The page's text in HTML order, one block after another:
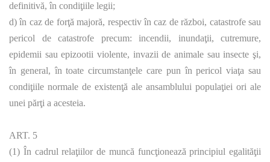
definitivă, în condiţiile legii;
d) în caz de forţă majoră, respectiv în caz de război, catastrofe sau
pericol de catastrofe precum: incendii, inundaţii, cutremure,
epidemii sau epizootii violente, invazii de animale sau insecte şi,
în general, în toate circumstanţele care pun în pericol viaţa sau
condiţiile normale de existenţă ale ansamblului populaţiei ori ale
unei părţi a acesteia.
ART. 5
(1) În cadrul relaţiilor de muncă funcţionează principiul egalităţii